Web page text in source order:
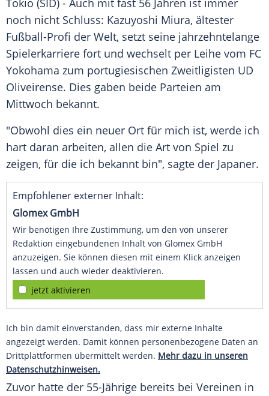
Tokio (SID) - Auch mit fast 56 Jahren ist immer
noch nicht Schluss: Kazuyoshi Miura, ältester
Fußball-Profi der Welt, setzt seine jahrzehntelange
Spielerkarriere fort und wechselt per Leihe vom FC
Yokohama zum portugiesischen Zweitligisten UD
Oliveirense. Dies gaben beide Parteien am
Mittwoch bekannt.
"Obwohl dies ein neuer Ort für mich ist, werde ich
hart daran arbeiten, allen die Art von Spiel zu
zeigen, für die ich bekannt bin", sagte der Japaner.
Empfohlener externer Inhalt:
Glomex GmbH
Wir benötigen Ihre Zustimmung, um den von unserer
Redaktion eingebundenen Inhalt von Glomex GmbH
anzuzeigen. Sie können diesen mit einem Klick anzeigen
lassen und auch wieder deaktivieren.
jetzt aktivieren
Ich bin damit einverstanden, dass mir externe Inhalte
angezeigt werden. Damit können personenbezogene Daten an
Drittplattformen übermittelt werden. Mehr dazu in unseren
Datenschutzhinweisen.
Zuvor hatte der 55-Jährige bereits bei Vereinen in